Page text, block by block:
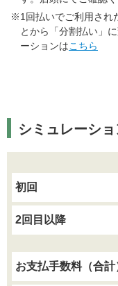
※1回払いでご利用され
とから「分割払い」
ーションはこちら
シミュレーシ
初回
2回目以降
お支払手数料（合計